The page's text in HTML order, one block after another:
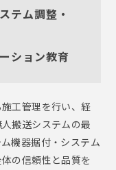
テム調整・
ション教育
工管理を行い、経
搬送システムの最
機器据付・システム
の信頼性と品質を